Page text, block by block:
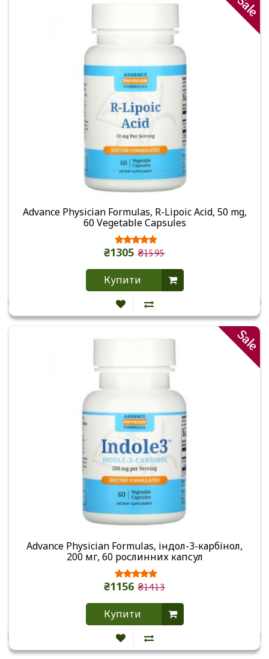
Sale
Advance Physician Formulas, R-Lipoic Acid, 50 mg,
60 Vegetable Capsules
₴1305 ₴1595
Купити
Sale
Advance Physician Formulas, індол-3-карбінол,
200 мг, 60 рослинних капсул
₴1156 ₴1413
Купити